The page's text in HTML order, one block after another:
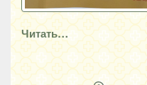
Читать…